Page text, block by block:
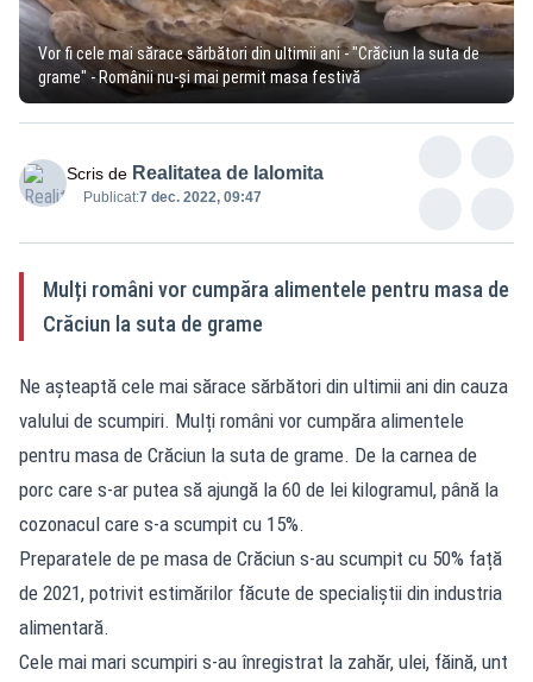
Vor fi cele mai sărace sărbători din ultimii ani - "Crăciun la suta de
grame" - Românii nu-și mai permit masa festivă
Scris de Realitatea de Ialomita
Publicat:7 dec. 2022, 09:47
Mulți români vor cumpăra alimentele pentru masa de
Crăciun la suta de grame
Ne așteaptă cele mai sărace sărbători din ultimii ani din cauza
valului de scumpiri. Mulți români vor cumpăra alimentele
pentru masa de Crăciun la suta de grame. De la carnea de
porc care s-ar putea să ajungă la 60 de lei kilogramul, până la
cozonacul care s-a scumpit cu 15%.
Preparatele de pe masa de Crăciun s-au scumpit cu 50% față
de 2021, potrivit estimărilor făcute de specialiștii din industria
alimentară.
Cele mai mari scumpiri s-au înregistrat la zahăr, ulei, făină, unt